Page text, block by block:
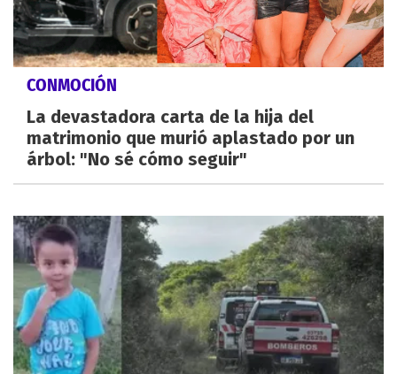
CONMOCIÓN
La devastadora carta de la hija del
matrimonio que murió aplastado por un
árbol: "No sé cómo seguir"